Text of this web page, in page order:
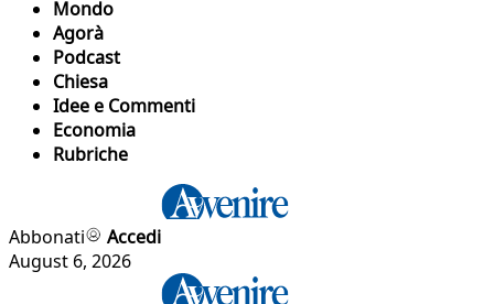
Mondo
Agorà
Podcast
Chiesa
Idee e Commenti
Economia
Rubriche
Abbonati
Accedi
August 6, 2026